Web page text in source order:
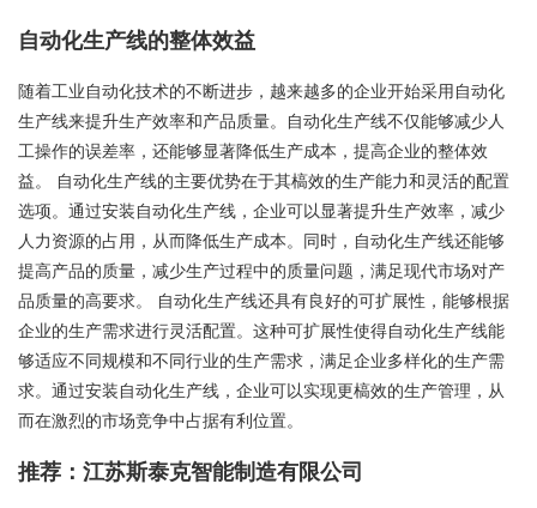
自动化生产线的整体效益
随着工业自动化技术的不断进步，越来越多的企业开始采用自动化
生产线来提升生产效率和产品质量。自动化生产线不仅能够减少人
工操作的误差率，还能够显著降低生产成本，提高企业的整体效
益。 自动化生产线的主要优势在于其槁效的生产能力和灵活的配置
选项。通过安装自动化生产线，企业可以显著提升生产效率，减少
人力资源的占用，从而降低生产成本。同时，自动化生产线还能够
提高产品的质量，减少生产过程中的质量问题，满足现代市场对产
品质量的高要求。 自动化生产线还具有良好的可扩展性，能够根据
企业的生产需求进行灵活配置。这种可扩展性使得自动化生产线能
够适应不同规模和不同行业的生产需求，满足企业多样化的生产需
求。通过安装自动化生产线，企业可以实现更槁效的生产管理，从
而在激烈的市场竞争中占据有利位置。
推荐：江苏斯泰克智能制造有限公司